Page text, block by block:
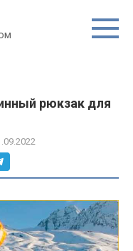
рюкзак для